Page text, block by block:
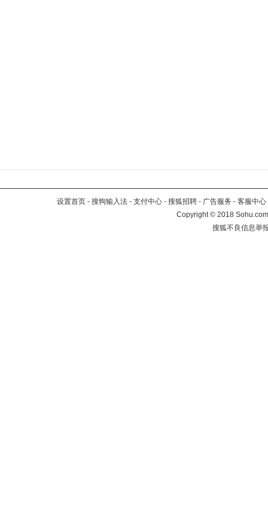
设置首页 - 搜狗输入法 - 支付中心 - 搜狐招聘 - 广告服务 - 客服中心
Copyright©2018
搜狐不良信息举